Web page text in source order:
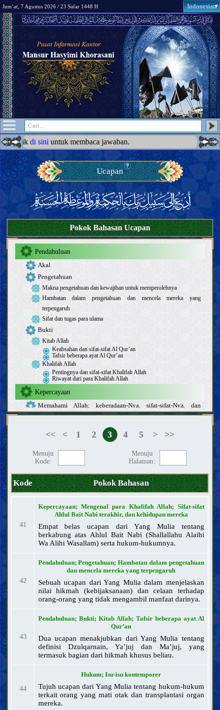
Jum’at, 7 Agustus 2026 / 23 Safar 1448 H Indonesian
Klikdi sini untuk membaca jawaban.
Ucapan
Pokok Bahasan Ucapan
Pendahuluan
Akal
Pengetahuan
Makna pengetahuan dan kewajiban untuk memperolehnya
Hambatan dalam pengetahuan dan mencela mereka yang
terpengaruh
Sifat dan tugas para ulama
Bukti
Kitab Allah
Keabsahan dan sifat-sifat Al Qur’an
Tafsir beberapa ayat Al Qur’an
Khalifah Allah
Pentingnya dan sifat-sifat Khalifah Allah
Riwayat dari para Khalifah Allah
Kepercayaan
Memahami Allah; keberadaan-Nya, sifat-sifat-Nya, dan
perbuatan-Nya
Mengenal para Khalifah Allah
Sifat-sifat para Nabi dan kehidupan mereka
Sifat-sifat Nabi terakhir dan kehidupan beliau
Para sahabat dan para istri Nabi terakhir
Sifat-sifat Ahlul Bait Nabi terakhir, dan kehidupan mereka
Imam Mahdi
Keberadaan, sifat-sifat, dan perbuatan Imam Mahdi
Imam Mahdi
Tanda-tanda kedatangan Imam Mahdi dan fitnah Akhir Zaman
Memahami iman dan kekufuran
Sifat-sifat iman dan kekufuran serta para pengikutnya
Do‘a dan teks ziarah
Nasihat dan wejangan
Hukum
Prinsip dan panduan fiqih
Bersuci dan najis
Janabah, haid, nifas, istihadah, dan menopause
Wudu, mandi, dan tayamum
Salat
<< < 1 2 3 4 5 > >>
Menuju
Kode:
Menuju
Halaman:
Kode Pokok Bahasan
41
Kepercayaan; Mengenal para Khalifah Allah; Sifat-sifat
Ahlul Bait Nabi terakhir, dan kehidupan mereka
Empat belas ucapan dari Yang Mulia tentang
berkabung atas Ahlul Bait Nabi (Shallallahu Alaihi
Wa Alihi Wasallam) serta hukum-hukumnya.
42
Pendahuluan; Pengetahuan; Hambatan dalam pengetahuan
dan mencela mereka yang terpengaruh
Sebuah ucapan dari Yang Mulia dalam menjelaskan
nilai hikmah (kebijaksanaan) dan celaan terhadap
orang-orang yang tidak mengambil manfaat darinya.
43
Pendahuluan; Bukti; Kitab Allah; Tafsir beberapa ayat Al
Qur’an
Dua ucapan menakjubkan dari Yang Mulia tentang
definisi Dzulqarnain, Ya’juj dan Ma’juj, yang
termasuk bagian dari hikmah khusus beliau.
44
Hukum; Isu-isu kontemporer
Tujuh ucapan dari Yang Mulia tentang hukum-hukum
terkait orang yang mati otak dan transplantasi organ
mereka.